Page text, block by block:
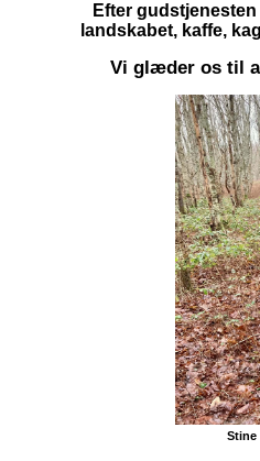
Efter
landskabet, kaffe,
Vi glæder os til
Stine